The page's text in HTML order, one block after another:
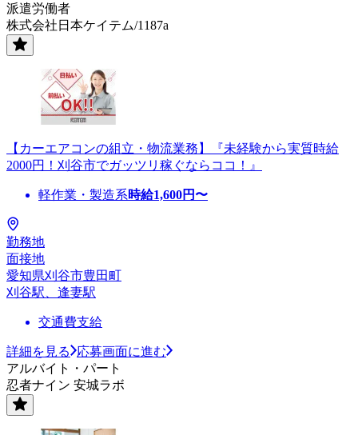
派遣労働者
株式会社日本ケイテム/1187a
【カーエアコンの組立・物流業務】『未経験から実質時給
2000円！刈谷市でガッツリ稼ぐならココ！』
軽作業・製造系時給1,600円〜
勤務地
面接地
愛知県刈谷市豊田町
刈谷駅、逢妻駅
交通費支給
詳細を見る
応募画面に進む
アルバイト・パート
忍者ナイン 安城ラボ